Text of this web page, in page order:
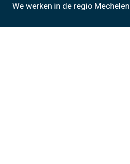
We werken in de regio Mechelen